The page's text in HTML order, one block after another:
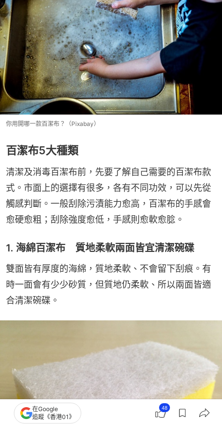
你用開哪一款百潔布？（Pixabay）
百潔布5大種類
清潔及消毒百潔布前，先要了解自己需要的百潔布款
式。市面上的選擇有很多，各有不同功效，可以先從
觸感判斷。一般刮除污漬能力愈高，百潔布的手感會
愈硬愈粗；刮除強度愈低，手感則愈軟愈腍。
1. 海綿百潔布 質地柔軟兩面皆宜清潔碗碟
雙面皆有厚度的海綿，質地柔軟、不會留下刮痕。有
時一面會有少少砂質，但質地仍柔軟、所以兩面皆適
合清潔碗碟。
在Google
追蹤《香港01》
48